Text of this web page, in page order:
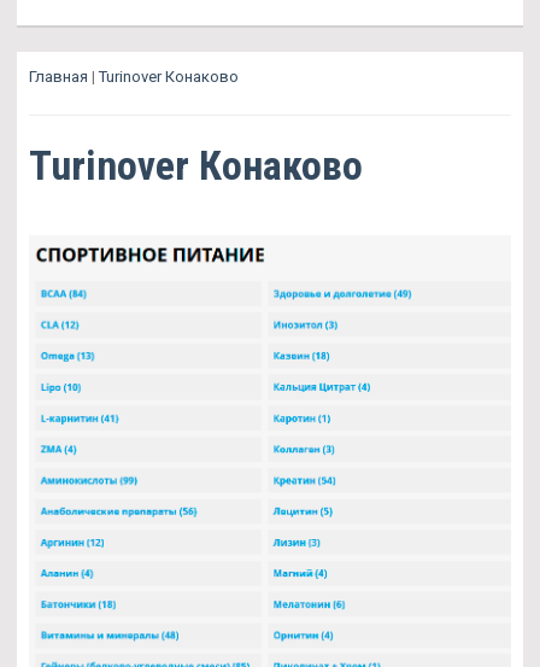
Главная |Turinover Конаково
Turinover Конаково